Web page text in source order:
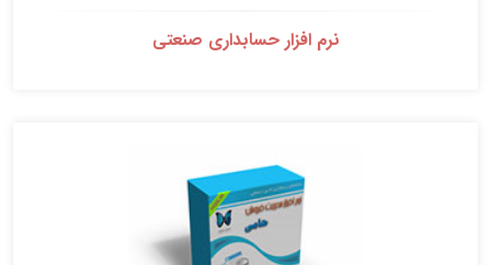
نرم افزار حسابداری صنعتی